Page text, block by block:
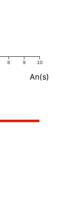
8 9 10
An(s)